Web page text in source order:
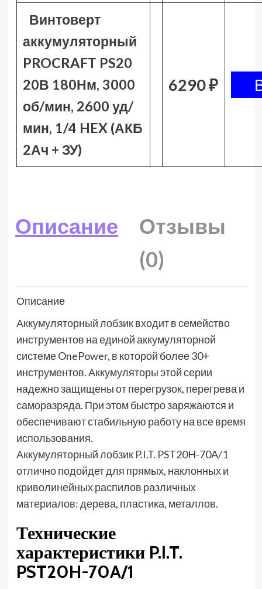
Винтоверт
аккумуляторный
PROCRAFT PS20
20В 180Нм, 3000
об/мин, 2600 уд/
мин, 1/4 HEX (АКБ
2Ач + ЗУ)
6290 ₽
Описание
Отзывы
(0)
Описание
Аккумуляторный лобзик входит в семейство
инструментов на единой аккумуляторной
системе OnePower, в которой более 30+
инструментов. Аккумуляторы этой серии
надежно защищены от перегрузок, перегрева и
саморазряда. При этом быстро заряжаются и
обеспечивают стабильную работу на все время
использования.
Аккумуляторный лобзик P.I.T. PST20H-70A/1
отлично подойдет для прямых, наклонных и
криволинейных распилов различных
материалов: дерева, пластика, металлов.
Технические
характеристики P.I.T.
PST20H-70A/1